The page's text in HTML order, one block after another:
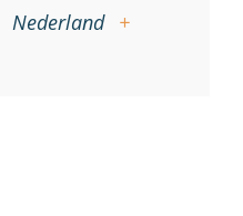
Nederland +